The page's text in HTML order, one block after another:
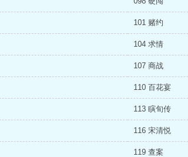
101 赌约
104 求情
107 商战
110 百花宴
113 瞚旬传
116 宋清悦
119 查案